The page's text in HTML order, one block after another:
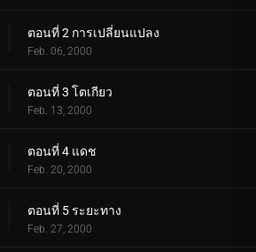
ตอนที่ 2 การเปลี่ยนแปลง
Feb. 06, 2000
ตอนที่ 3 โตเกียว
Feb. 13, 2000
ตอนที่ 4 แดช
Feb. 20, 2000
ตอนที่ 5 ระยะทาง
Feb. 27, 2000